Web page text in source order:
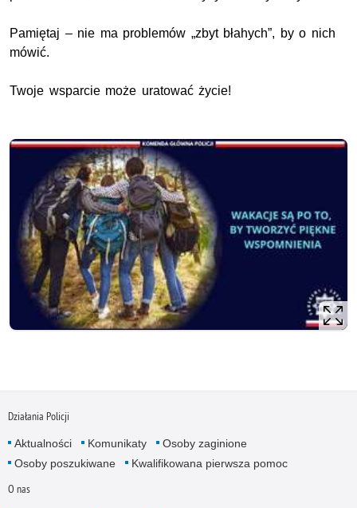
Pamiętaj – nie ma problemów „zbyt błahych”, by o nich
mówić.
Twoje wsparcie może uratować życie!
Działania Policji
Aktualności Komunikaty
Osoby zaginione
Osoby poszukiwane
Kwalifikowana pierwsza pomoc
O nas